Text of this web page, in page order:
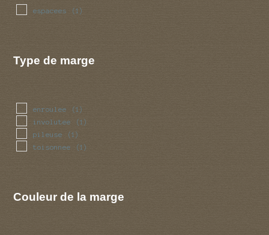
espacees (1)
Type de marge
enroulee (1)
involutee (1)
pileuse (1)
toisonnee (1)
Couleur de la marge